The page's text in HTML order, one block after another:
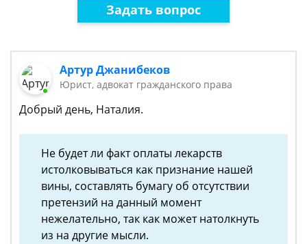
Задать вопрос
Артур Джанибеков
Юрист, адвокат гражданского права
Добрый день, Наталия.
Не будет ли факт оплаты лекарств
истолковываться как признание нашей
вины, составлять бумагу об отсутствии
претензий на данный момент
нежелательно, так как может натолкнуть
из на другие мысли.